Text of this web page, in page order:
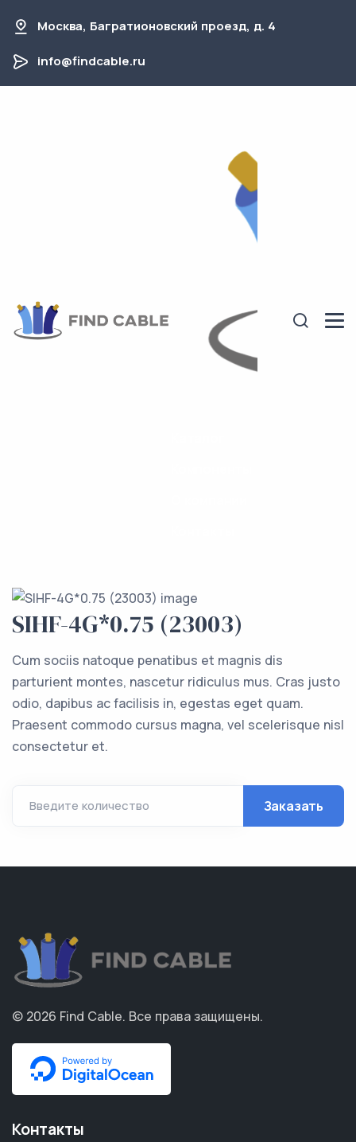
Москва, Багратионовский проезд, д. 4
info@findcable.ru
SIHF-4G*0.75 (23003)
Cum sociis natoque penatibus et magnis dis
parturient montes, nascetur ridiculus mus. Cras justo
odio, dapibus ac facilisis in, egestas eget quam.
Praesent commodo cursus magna, vel scelerisque nisl
consectetur et.
Введите количество Заказать
© 2026 Find Cable. Все права защищены.
Контакты